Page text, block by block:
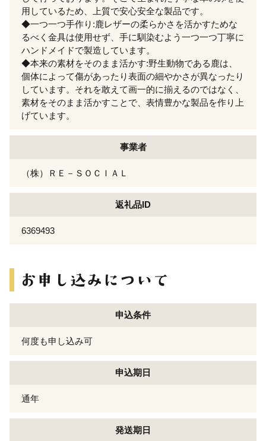
用しているため、上質で安心安全な製品です。
◆一つ一つ手作り:鹿レザーの柔らかさを活かすためな
るべく金具は使用せず、手に馴染むよう一つ一つ丁寧に
ハンドメイドで製造しています。
◆本来の素材をそのまま活かす:野生動物である鹿は、
個体によって傷があったり表面の細やかさが異なったり
しています。それを敢えて画一的に揃えるのではなく、
素材をそのまま活かすことで、表情豊かな製品を作り上
げています。
事業者
（株）ＲＥ－ＳＯＣＩＡＬ
返礼品ID
6369493
申込条件
何度も申し込み可
申込期日
通年
発送期日